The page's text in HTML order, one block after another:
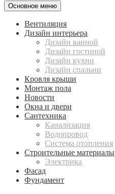
Основное меню
Вентиляция
Дизайн интерьера
Дизайн ванной
Дизайн гостиной
Дизайн кухни
Дизайн спальни
Кровля крыши
Монтаж пола
Новости
Окна и двери
Сантехника
Канализация
Водопровод
Система отопления
Строительные материалы
Электрика
Фасад
Фундамент